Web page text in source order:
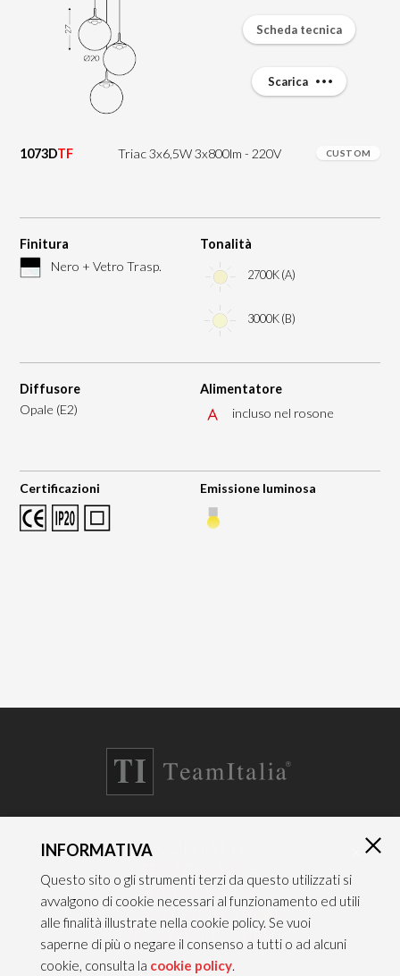
1073DTF Triac 3x6,5W 3x800lm - 220V CUSTOM
Finitura
Nero + Vetro Trasp.
Tonalità
2700K (A)
3000K (B)
Diffusore
Opale (E2)
Alimentatore
incluso nel rosone
Certificazioni Emissione luminosa
Scheda tecnica
Scarica
Via dell’Artigianato 21
Caselle di Sommacampagna
37066 VERONA — ITALY
Tel 045/8581640
INFORMATIVA
Questo sito o gli strumenti terzi da questo utilizzati si
avvalgono di cookie necessari al funzionamento ed utili
alle finalità illustrate nella cookie policy. Se vuoi
saperne di più o negare il consenso a tutti o ad alcuni
cookie, consulta la cookie policy.